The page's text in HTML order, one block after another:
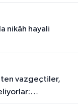
doğar"
GES